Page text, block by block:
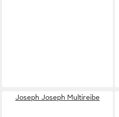
Joseph Joseph Multireibe